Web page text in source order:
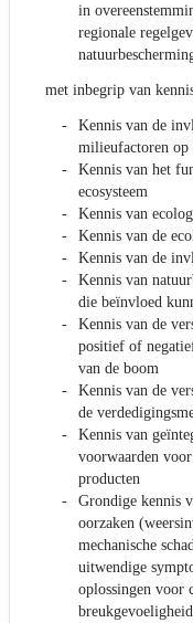
in
regionale
met inbegrip van
Kennis van de
milieufactoren op
Kennis van het
ecosysteem
Kennis van
Kennis van de
Kennis van de
Kennis van
die beïnvloed
Kennis van de
positief of
van de boom
Kennis van de
de
Kennis van
voorwaarden
producten
Grondige kennis
oorzaken
mechanische
uitwendige
oplossingen voor